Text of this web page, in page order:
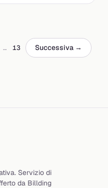
… 13 Successiva →
Servizio di
da Billding